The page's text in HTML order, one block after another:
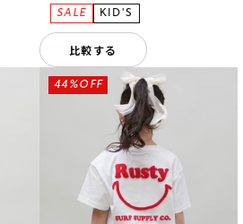
比較する
44%OFF